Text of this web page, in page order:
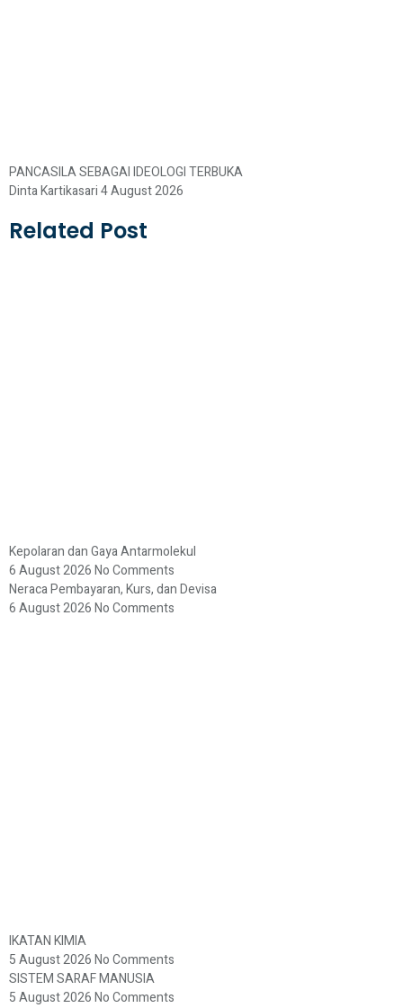
PANCASILA SEBAGAI IDEOLOGI TERBUKA
Dinta Kartikasari4 August 2026
Related Post
Kepolaran dan Gaya Antarmolekul
6 August 2026No Comments
Neraca Pembayaran, Kurs, dan Devisa
6 August 2026No Comments
IKATAN KIMIA
5 August 2026No Comments
SISTEM SARAF MANUSIA
5 August 2026No Comments